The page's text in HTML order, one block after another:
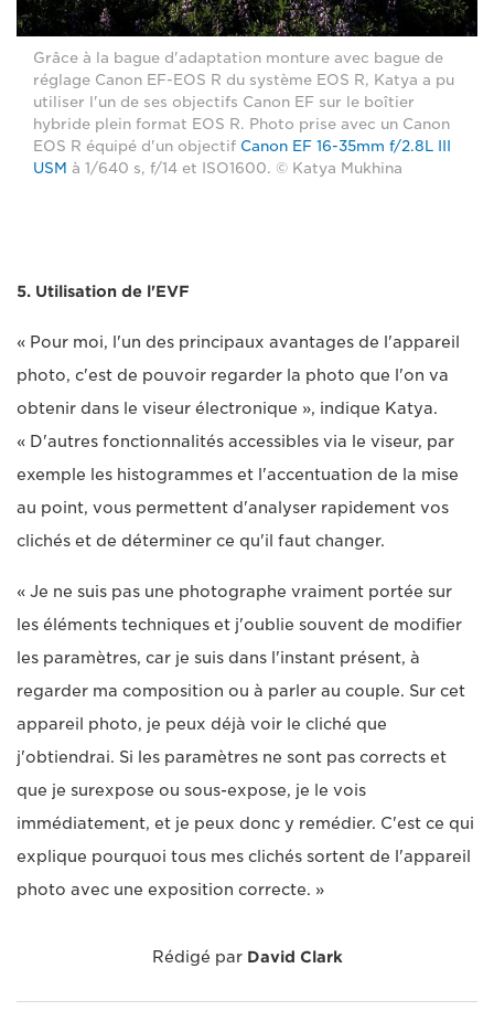
Grâce à la bague d'adaptation monture avec bague de
réglage Canon EF-EOS R du système EOS R, Katya a pu
utiliser l'un de ses objectifs Canon EF sur le boîtier
hybride plein format EOS R. Photo prise avec un Canon
EOS R équipé d'un objectif Canon EF 16-35mm f/2.8L III
USM à 1/640 s, f/14 et ISO1600. © Katya Mukhina
5. Utilisation de l'EVF
« Pour moi, l'un des principaux avantages de l'appareil
photo, c'est de pouvoir regarder la photo que l'on va
obtenir dans le viseur électronique », indique Katya.
« D'autres fonctionnalités accessibles via le viseur, par
exemple les histogrammes et l'accentuation de la mise
au point, vous permettent d'analyser rapidement vos
clichés et de déterminer ce qu'il faut changer.
« Je ne suis pas une photographe vraiment portée sur
les éléments techniques et j'oublie souvent de modifier
les paramètres, car je suis dans l'instant présent, à
regarder ma composition ou à parler au couple. Sur cet
appareil photo, je peux déjà voir le cliché que
j'obtiendrai. Si les paramètres ne sont pas corrects et
que je surexpose ou sous-expose, je le vois
immédiatement, et je peux donc y remédier. C'est ce qui
explique pourquoi tous mes clichés sortent de l'appareil
photo avec une exposition correcte. »
Rédigé par David Clark